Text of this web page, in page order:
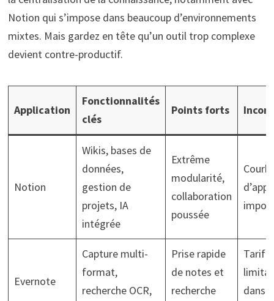
Notion qui s’impose dans beaucoup d’environnements
mixtes. Mais gardez en tête qu’un outil trop complexe
devient contre-productif.
Application
Fonctionnalités
clés
Points forts
Notion
Wikis, bases de
données,
gestion de
projets, IA
intégrée
Extrême
modularité,
collaboration
poussée
Evernote
Capture multi-
format,
recherche OCR,
Prise rapide
de notes et
recherche
dans